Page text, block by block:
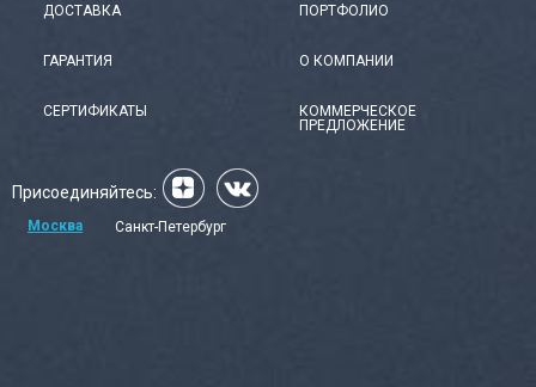
ДОСТАВКА
ГАРАНТИЯ
СЕРТИФИКАТЫ
ПОРТФОЛИО
О КОМПАНИИ
КОММЕРЧЕСКОЕ
ПРЕДЛОЖЕНИЕ
Присоединяйтесь:
Москва Санкт-Петербург